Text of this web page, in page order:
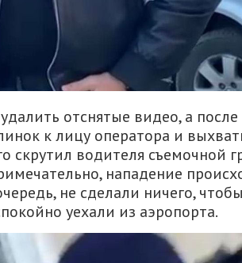
отснятые видео, а после
к лицу оператора и
скрутил водителя съемочной
нападение
не сделали ничего,
уехали из аэропорта.